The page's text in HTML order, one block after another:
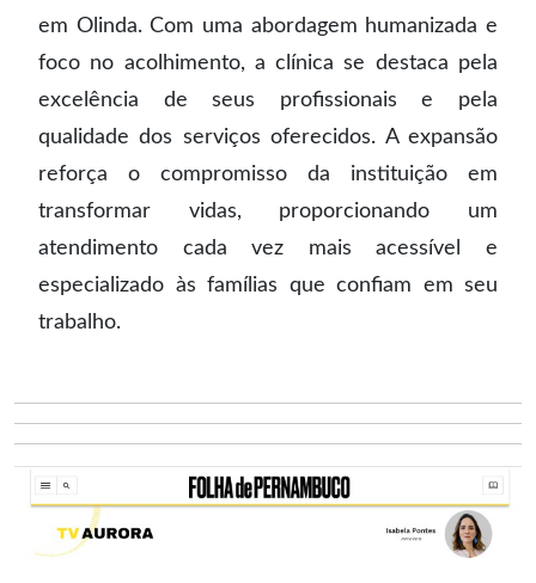
em Olinda. Com uma abordagem humanizada e
foco no acolhimento, a clínica se destaca pela
excelência de seus profissionais e pela
qualidade dos serviços oferecidos. A expansão
reforça o compromisso da instituição em
transformar vidas, proporcionando um
atendimento cada vez mais acessível e
especializado às famílias que confiam em seu
trabalho.